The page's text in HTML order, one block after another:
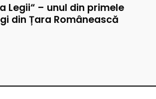
Legii“ – unul din primele
din Țara Românească